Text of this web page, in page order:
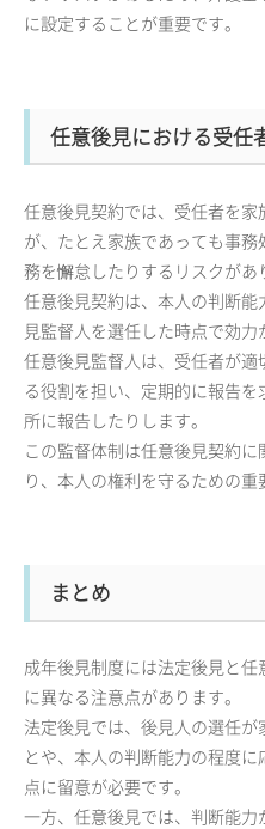
に設定することが重要です。
任意後見における受任
任意後見契約では、受任者を
が、たとえ家族であっても事
務を懈怠したりするリスクがあ
任意後見契約は、本人の判断
見監督人を選任した時点で効力
任意後見監督人は、受任者が
る役割を担い、定期的に報告
所に報告したりします。
この監督体制は任意後見契約
り、本人の権利を守るための重
まとめ
成年後見制度には法定後見と
に異なる注意点があります。
法定後見では、後見人の選任
とや、本人の判断能力の程度
点に留意が必要です。
一方、任意後見では、判断能